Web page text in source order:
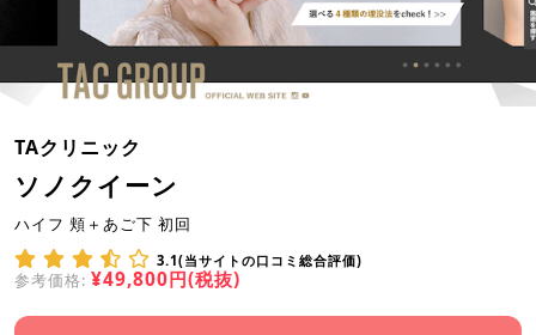
TAクリニック
ソノクイーン
ハイフ 頬＋あご下 初回
3.1(当サイトの口コミ総合評価)
参考価格: ¥49,800円(税抜)